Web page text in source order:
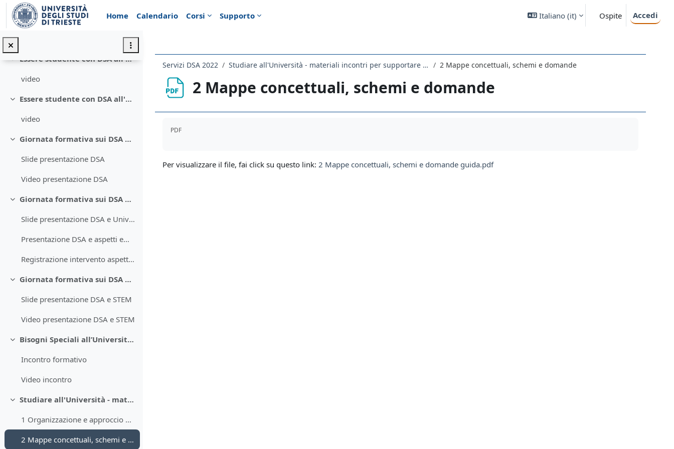
Vai al contenuto principale
Home
Calendario Corsi Supporto Italiano ‎(it)‎ Ospite Accedi
Minimizza
I DSA all'Università: norme e pratiche
Minimizza
Essere studente con DSA all'Università: testimonianza 1
video
Minimizza
Essere studente con DSA all'Università: testimonianza 2
video
Minimizza
Giornata formativa sui DSA del 21 febbraio 2024
Slide presentazione DSA
Video presentazione DSA
Minimizza
Giornata formativa sui DSA del 21 febbraio 2024
Slide presentazione DSA e Università
Presentazione DSA e aspetti emotivi
Registrazione intervento aspetti emotivi
Minimizza
Giornata formativa sui DSA del 21 febbraio 2024
Slide presentazione DSA e STEM
Video presentazione DSA e STEM
Minimizza
Bisogni Speciali all’Università: servizi e progettualità / Special Needs at University: services and projects
Incontro formativo
Video incontro
Minimizza
Studiare all'Università - materiali incontri per supportare lo studio
1 Organizzazione e approccio allo studio
2 Mappe concettuali, schemi e domande
Servizi DSA 2022 Studiare all'Università - materiali incontri per supportare lo studio 2 Mappe concettuali, schemi e domande
2 Mappe concettuali, schemi e domande
PDF
Per visualizzare il file, fai click su questo link: 2 Mappe concettuali, schemi e domande guida.pdf